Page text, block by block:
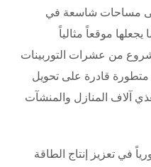
مساحات شاسعة في
يجعلها موقعاً مثالياً
من عشرات التوربينات
متطورة قادرة على تحويل
آلاف المنازل والمنشآت
في تعزيز إنتاج الطاقة